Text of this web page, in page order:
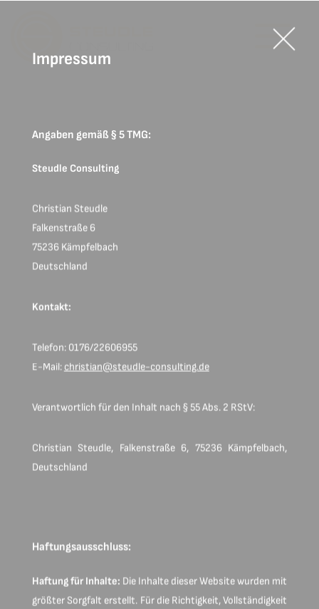
Impressum
Angaben gemäß § 5 TMG:
Steudle Consulting
Christian Steudle
Falkenstraße 6
75236 Kämpfelbach
Deutschland
Kontakt:
Telefon: 0176/22606955
E-Mail:christian@steudle-consulting.de
Verantwortlich für den Inhalt nach § 55 Abs. 2 RStV:
Christian Steudle, Falkenstraße 6, 75236 Kämpfelbach,
Deutschland
Haftungsausschluss:
Haftung für Inhalte: Die Inhalte dieser Website wurden mit
größter Sorgfalt erstellt. Für die Richtigkeit, Vollständigkeit